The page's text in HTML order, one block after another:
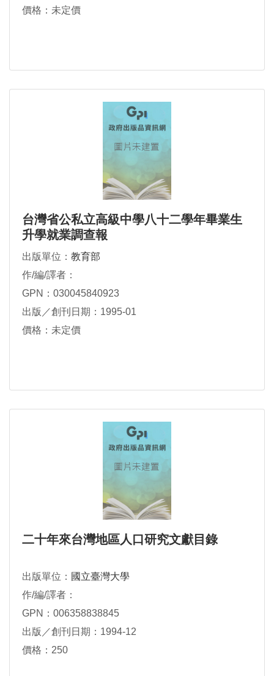
價格：未定價
台灣省公私立高級中學八十二學年畢業生
升學就業調查報
出版單位： 教育部
作/編/譯者：
GPN：030045840923
出版／創刊日期：1995-01
價格：未定價
二十年來台灣地區人口研究文獻目錄
出版單位： 國立臺灣大學
作/編/譯者：
GPN：006358838845
出版／創刊日期：1994-12
價格：250